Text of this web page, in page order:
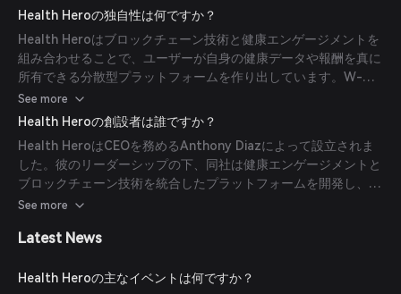
めに使用されます。ユーザーは歩数の記録、チャレンジへの参
加、健康的な行動の証明の提出などの様々な活動を通じて
$HLTHYトークンを獲得できます。これらのトークンはテレヘル
スサービス、メンタルヘルスサポート、健康的な購入に対するキ
ャッシュバック報酬へのアクセスを付与します。
Health Heroの独自性は何ですか？
Health Heroはブロックチェーン技術と健康エンゲージメントを
組み合わせることで、ユーザーが自身の健康データや報酬を真に
所有できる分散型プラットフォームを作り出しています。W-
NFTの導入により、ユーザーは自身の健康の旅路を反映したユニ
ークで進化するデジタル資産を持つことができます。さらに、
EnjinやQredoといった企業とのパートナーシップにより、プラ
ットフォームのセキュリティとスケーラビリティが強化され、健
康とウェルネスに対する包括的で革新的なアプローチを提供して
います。
See more
Health Heroの創設者は誰ですか？
Health HeroはCEOを務めるAnthony Diazによって設立されま
した。彼のリーダーシップの下、同社は健康エンゲージメントと
ブロックチェーン技術を統合したプラットフォームを開発し、世
界中の10億人以上の人々に健康と幸福をもたらすことを目指し
See more
Latest News
Health Heroの主なイベントは何ですか？